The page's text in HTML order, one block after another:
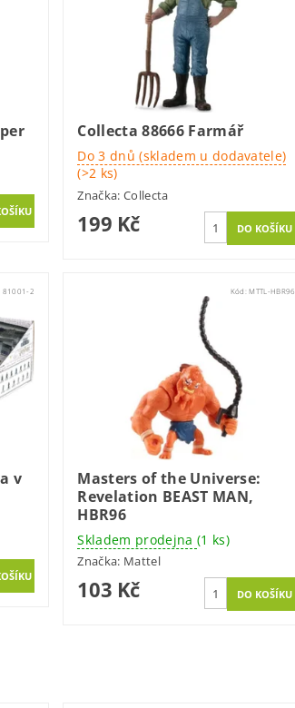
Collecta 88666 Farmář
Do 3 dnů (skladem u dodavatele)
(>2 ks)
Značka:Collecta
199 Kč
2
v
Kód:MTTL-HBR96
Masters of the Universe:
Revelation BEAST MAN,
HBR96
Skladem prodejna (1 ks)
Značka: Mattel
103 Kč